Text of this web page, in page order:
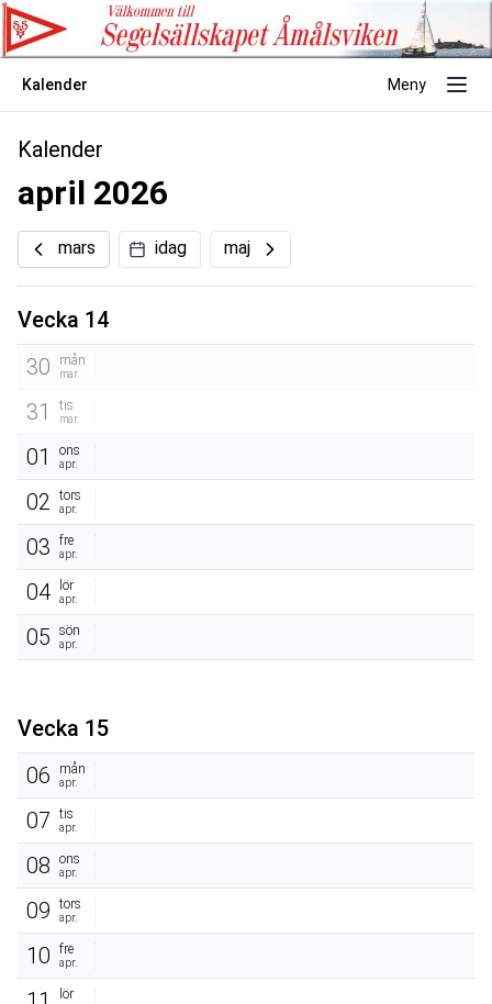
Kalender Meny
Kalender
april 2026
mars idag maj
Vecka 14
30
mån
mar.
31 tis
mar.
01 ons
apr.
02 tors
apr.
03 fre
apr.
04 lör
apr.
05 sön
apr.
Vecka 15
06
mån
apr.
07 tis
apr.
08 ons
apr.
09 tors
apr.
10 fre
apr.
lör